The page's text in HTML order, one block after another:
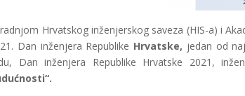
Hrvatskog inženjerskog saveza (HIS-a) i
Dan inženjera Republike Hrvatske, jedan od
Dan inženjera Republike Hrvatske 2021,